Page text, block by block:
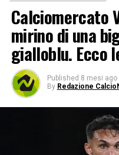
Calciomercato
mirino di una
gialloblu. Ecco
Published 8 mesi ago
By Redazione